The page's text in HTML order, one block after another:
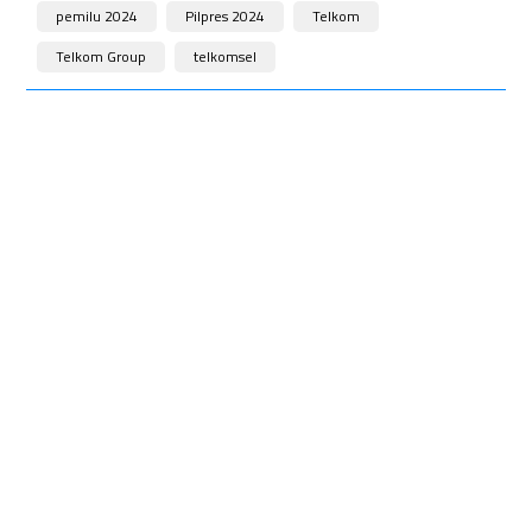
pemilu 2024 Pilpres 2024
Telkom
Telkom Group
telkomsel